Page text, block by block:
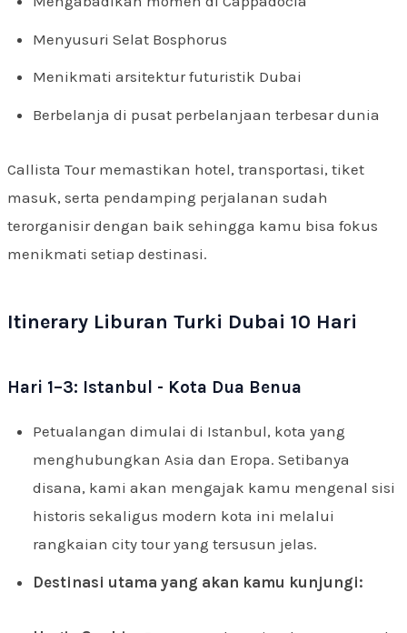
Menyusuri Selat Bosphorus
Menikmati arsitektur futuristik Dubai
Berbelanja di pusat perbelanjaan terbesar dunia
Callista Tour memastikan hotel, transportasi, tiket
masuk, serta pendamping perjalanan sudah
terorganisir dengan baik sehingga kamu bisa fokus
menikmati setiap destinasi.
Itinerary Liburan Turki Dubai 10 Hari
Hari 1–3: Istanbul - Kota Dua Benua
Petualangan dimulai di Istanbul, kota yang
menghubungkan Asia dan Eropa. Setibanya
disana, kami akan mengajak kamu mengenal sisi
historis sekaligus modern kota ini melalui
rangkaian city tour yang tersusun jelas.
Destinasi utama yang akan kamu kunjungi: